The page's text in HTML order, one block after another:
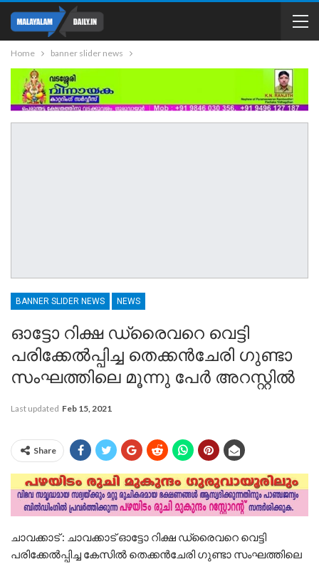
Home banner slider news
BANNER SLIDER NEWS NEWS
ഓട്ടോ റിക്ഷ ഡ്രൈവറെ വെട്ടി
പരിക്കേൽപ്പിച്ച തെക്കൻചേരി ഗുണ്ടാ
സംഘത്തിലെ മൂന്നു പേർ അറസ്റ്റിൽ
Last updated Feb 15, 2021
Share
ചാവക്കാട് : ചാവക്കാട് ഓട്ടോ റിക്ഷ ഡ്രൈവറെ വെട്ടി
പരിക്കേൽപ്പിച്ച കേസിൽ തെക്കൻചേരി ഗുണ്ടാ സംഘത്തിലെ